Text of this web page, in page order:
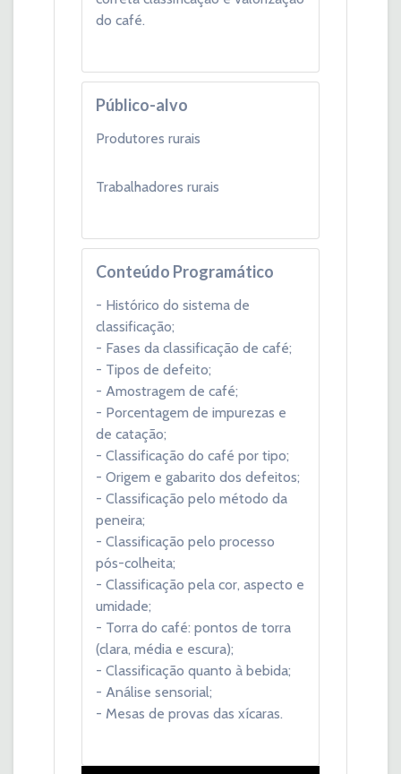
do café.
Público-alvo
Produtores rurais
Trabalhadores rurais
Conteúdo Programático
- Histórico do sistema de
classificação;
- Fases da classificação de café;
- Tipos de defeito;
- Amostragem de café;
- Porcentagem de impurezas e
de catação;
- Classificação do café por tipo;
- Origem e gabarito dos defeitos;
- Classificação pelo método da
peneira;
- Classificação pelo processo
pós-colheita;
- Classificação pela cor, aspecto e
umidade;
- Torra do café: pontos de torra
(clara, média e escura);
- Classificação quanto à bebida;
- Análise sensorial;
- Mesas de provas das xícaras.